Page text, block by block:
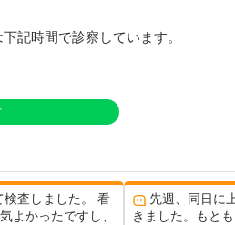
記時間で診察しています。
査しました。 看
よかったですし、
先週、同日に
きました。もと